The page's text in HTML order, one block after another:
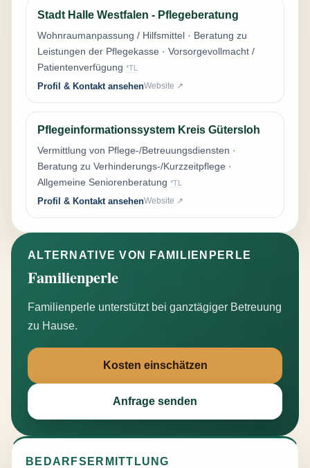
Stadt Halle Westfalen - Pflegeberatung
Wohnraumanpassung / Hilfsmittel · Beratung zu
Leistungen der Pflegekasse · Vorsorgevollmacht /
Patientenverfügung *TL
Profil & Kontakt ansehenWebsite ↗
Pflegeinformationssystem Kreis Gütersloh
Vermittlung von Pflege-/Betreuungsdiensten ·
Beratung zu Verhinderungs-/Kurzzeitpflege ·
Allgemeine Seniorenberatung *TL
Profil & Kontakt ansehenWebsite ↗
ALTERNATIVE VON FAMILIENPERLE
Familienperle
Familienperle unterstützt bei ganztägiger Betreuung
zu Hause.
Kosten einschätzen
Anfrage senden
BEDARFSERMITTLUNG